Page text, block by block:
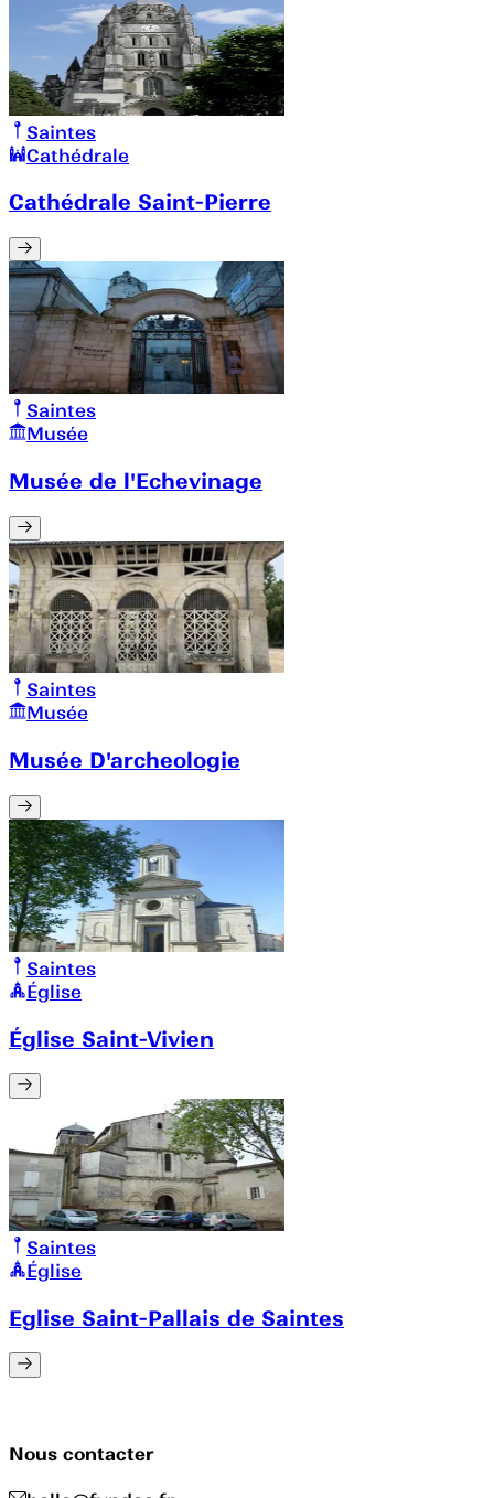
Saintes
Cathédrale
Cathédrale Saint-Pierre
Saintes
Musée
Musée de l'Echevinage
Saintes
Musée
Musée D'archeologie
Saintes
Église
Église Saint-Vivien
Saintes
Église
Eglise Saint-Pallais de Saintes
Nous contacter